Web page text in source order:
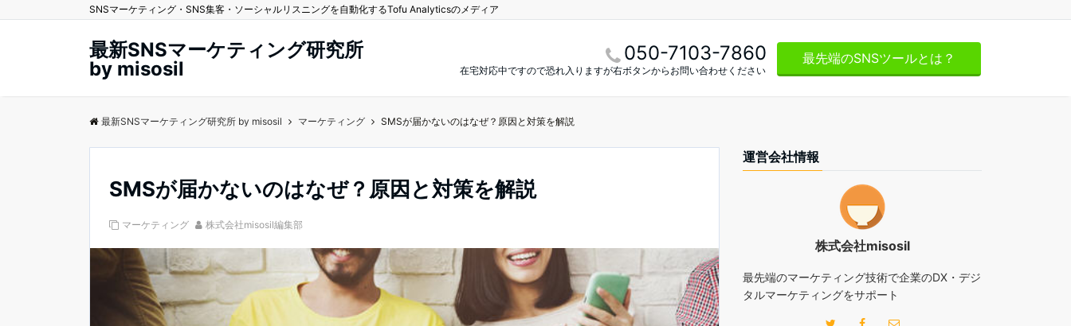
SNSマーケティング・SNS集客・ソーシャルリスニングを自動化するTofu Analyticsのメディア
最新SNSマーケティング研究所
by misosil
050-7103-7860
在宅対応中ですので恐れ入りますが右ボタンからお問い合わせください
最先端のSNSツールとは？
最新SNSマーケティング研究所 by misosil マーケティング SMSが届かないのはなぜ？原因と対策を解説
SMSが届かないのはなぜ？原因と対策を解説
マーケティング 株式会社misosil編集部
運営会社情報
株式会社misosil
最先端のマーケティング技術で企業のDX・デジ
タルマーケティングをサポート